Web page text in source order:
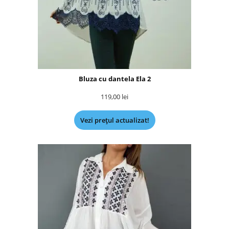
Bluza cu dantela Ela 2
119,00 lei
Vezi prețul actualizat!